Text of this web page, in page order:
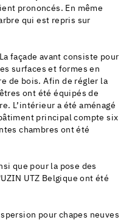
prononcés. En même
qui est repris sur
façade avant consiste pour
surfaces et formes en
de bois. Afin de régler la
ont été équipés de
L’intérieur a été aménagé
principal compte six
chambres ont été
que pour la pose des
UTZ Belgique ont été
pour chapes neuves